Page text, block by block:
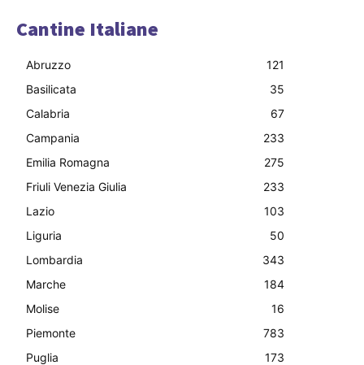
Cantine Italiane
Abruzzo
121
Basilicata
35
Calabria
67
Campania
233
Emilia Romagna
275
Friuli Venezia Giulia
233
Lazio
103
Liguria
50
Lombardia
343
Marche
184
Molise
16
Piemonte
783
Puglia
173